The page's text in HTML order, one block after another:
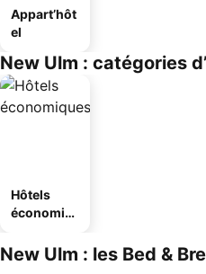
Appart’hôt
el
New Ulm : catégories
Hôtels
économiq
New Ulm : les Bed &